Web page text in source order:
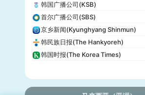
韩国广播公司(KSB)
首尔广播公司(SBS)
京乡新闻(Kyunghyang Shinmun)
韩民族日报(The Hankyoreh)
韩国时报(The Korea Times)